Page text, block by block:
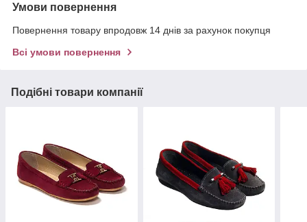
Умови повернення
Повернення товару впродовж 14 днів за рахунок покупця
Всі умови повернення
Подібні товари компанії